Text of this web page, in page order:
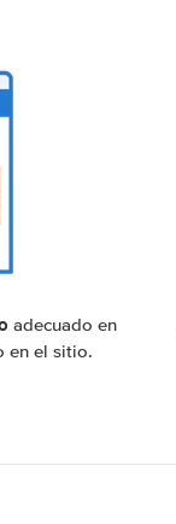
adecuado en
en el sitio.